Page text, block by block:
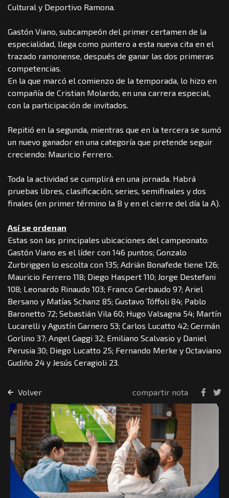
Cultural y Deportivo Ramona.
Gastón Viano, subcampeón del primer certamen de la
especialidad, llega como puntero a esta nueva cita en el
trazado ramonense, después de ganar las dos primeras
competencias.
En la que marcó el comienzo de la temporada, lo hizo en
compañía de Cristian Molardo, en una carrera especial,
con la participación de invitados.
Repitió en la segunda, mientras que en la tercera se sumó
un nuevo ganador en una categoría que pretende seguir
creciendo: Mauricio Ferrero.
Toda la actividad se cumplirá en una jornada. Habrá
pruebas libres, clasificación, series, semifinales y dos
finales (en primer término la B y en el cierre del día la A).
Así se ordenan
Estas son las principales ubicaciones del campeonato:
Gastón Viano es el líder con 146 puntos; Gonzalo
Zurbriggen lo escolta con 135; Adrián Bonafede tiene 126;
Mauricio Ferrero 118; Diego Haspert 110; Jorge Destefani
108; Leonardo Rinaudo 103; Franco Gerbaudo 97; Ariel
Bersano y Matías Schanz 85; Gustavo Tóffoli 84; Pablo
Baronetto 72; Sebastián Vila 60; Hugo Valsagna 54; Martín
Lucarelli y Agustín Garnero 53; Carlos Lucatto 42; Germán
Gorlino 37; Angel Gaggi 32; Emiliano Scalvasio y Daniel
Perusia 30; Diego Lucatto 25; Fernando Merke y Octaviano
Gudiño 24 y Jesús Ceragioli 23.
Volver compartir nota